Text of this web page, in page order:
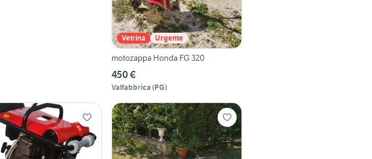
Vetrina Urgente
motozappa Honda FG 320
450 €
Valfabbrica (PG)